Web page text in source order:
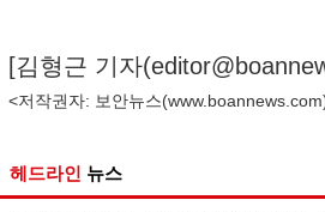
[김형근 기자(
<저작권자: 보안뉴스(www.boannews.com
헤드라인 뉴스